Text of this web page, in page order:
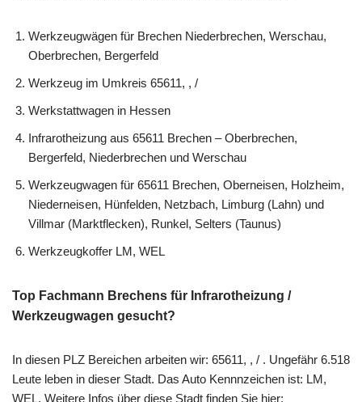
Werkzeugwägen für Brechen Niederbrechen, Werschau,
Oberbrechen, Bergerfeld
Werkzeug im Umkreis 65611, , /
Werkstattwagen in Hessen
Infrarotheizung aus 65611 Brechen – Oberbrechen,
Bergerfeld, Niederbrechen und Werschau
Werkzeugwagen für 65611 Brechen, Oberneisen, Holzheim,
Niederneisen, Hünfelden, Netzbach, Limburg (Lahn) und
Villmar (Marktflecken), Runkel, Selters (Taunus)
Werkzeugkoffer LM, WEL
Top Fachmann Brechens für Infrarotheizung /
Werkzeugwagen gesucht?
In diesen PLZ Bereichen arbeiten wir: 65611, , / . Ungefähr 6.518
Leute leben in dieser Stadt. Das Auto Kennnzeichen ist: LM,
WEL. Weitere Infos über diese Stadt finden Sie hier: